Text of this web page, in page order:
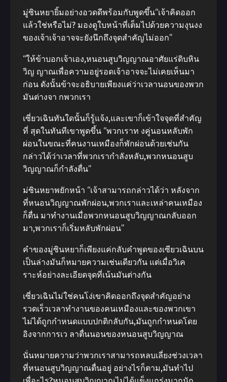
มู่ซินหยายิ้มอย่างอวดดีพร้อมกับพูดขึ้น“เจ้าคิดออก
แล้วใช่หรือไม่? มองดูใบหน้าที่เต็มไปด้วยความงุนงง
ของเจ้าเจ้าอาจจะยังนึกถึงจุดสําคัญไม่ออก”
“ให้ข้าบอกเจ้าเอง,หนอนสูบวิญญาณอาศัยแร่ดิบหิน
วิญ ญาณเพื่อความอยู่รอดเจ้าอาจจะไม่เคยเห็นมา
ก่อน ดังนั้นข้าจะอธิบายเพียงแค่ว่าเวลานอนของพวก
มันต่างจา กพวกเรา
เซี่ยวเฉินทันใดนั้นก็รู้แจ้ง,และเขาก็เข้าใจจุดที่สําคัญ
ที่ สุดในทันทีเขาพูดขึ้น “พวกเราท งคู่นอนหลับพัก
ผ่อนในขณะที่คนงานเหมืองก็พักผ่อนด้วยเช่นกัน
กล่าวได้ว่าเวลาที่พวกเรากําลังหลับ,พวกหนอนสูบ
วิญญาณก็กําลังตื่น”
ม่ซินหยาพยักหน้า “เจ้าสามารถกล่าวได้ว่า หลังจาก
ที่หนอนวิญญาณพักผ่อน,พวกเราและเหล่าคนเหมือง
ก็ตื่น มาทํางานเมื่อพวกหนอนสูบวิญญาณกลับออก
มา,พวกเราก็เริ่มหลับพักผ่อน”
คําของมู่ซินหยาก็เพียงแค่กลับคําพูดของเซียวเฉินบน
เป็นล่างมันก็หมายความเช่นเดียวกัน แต่เมื่อวิเค
ราะห์อย่างละเอียดจุดที่เน้นมันต่างกัน
เซี่ยวเฉินไม่ใช่คนโง่เขาคิดออกถึงจุดสําคัญอย่าง
รวดเร็วเวลาทํางานของคนเหมืองและของพวกเขา
ไม่ได้ถูกกําหนดแบบปกติกลับกัน,มันถูกกําหนดโดย
อิงจากการเว ลาตื่นนอนของหนอนสูบวิญญาณ
นั่นหมายความว่าพวกเราสามารถหลบเลี่ยงช่วงเวลา
ที่หนอนสูบวิญญาณตื่นอยู่ อย่างไรก็ตาม,มันทําไป